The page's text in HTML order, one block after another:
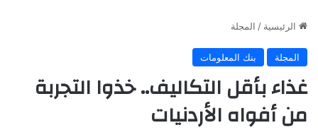
الرئيسية / المجلة
المجلة بنك المعلومات
غذاء بأقل التكاليف.. خذوا التجربة
من أفواه الأردنيات